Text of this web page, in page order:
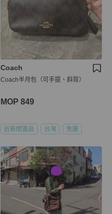
Coach
Coach半月包（可手提、斜背）
MOP 849
近新閒置品 台灣 免運